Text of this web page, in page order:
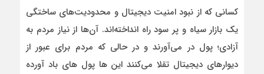
کسانی که از نبود امنیت دیجیتال و محدودیت‌های ساختگی
یک بازار سیاه و پر سود راه انداخته‌اند. آن‌ها از نیاز مردم به
آزادی؛ پول در می‌آورند و در حالی که مردم برای عبور از
دیوارهای دیجیتال تقلا می‌کنند این ها پول های باد آورده